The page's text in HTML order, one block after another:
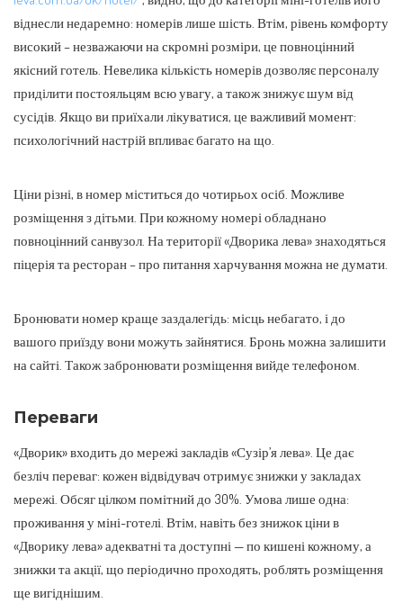
віднесли недаремно: номерів лише шість. Втім, рівень комфорту
високий – незважаючи на скромні розміри, це повноцінний
якісний готель. Невелика кількість номерів дозволяє персоналу
приділити постояльцям всю увагу, а також знижує шум від
сусідів. Якщо ви приїхали лікуватися, це важливий момент:
психологічний настрій впливає багато на що.
Ціни різні, в номер міститься до чотирьох осіб. Можливе
розміщення з дітьми. При кожному номері обладнано
повноцінний санвузол. На території «Дворика лева» знаходяться
піцерія та ресторан – про питання харчування можна не думати.
Бронювати номер краще заздалегідь: місць небагато, і до
вашого приїзду вони можуть зайнятися. Бронь можна залишити
на сайті. Також забронювати розміщення вийде телефоном.
Переваги
«Дворик» входить до мережі закладів «Сузір’я лева». Це дає
безліч переваг: кожен відвідувач отримує знижки у закладах
мережі. Обсяг цілком помітний до 30%. Умова лише одна:
проживання у міні-готелі. Втім, навіть без знижок ціни в
«Дворику лева» адекватні та доступні — по кишені кожному, а
знижки та акції, що періодично проходять, роблять розміщення
ще вигіднішим.